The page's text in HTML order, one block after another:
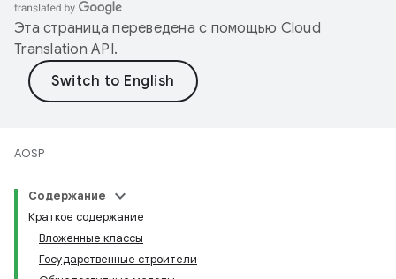
Эта страница переведена с помощью Cloud
Translation API.
AOSP
Содержание
Краткое содержание
Вложенные классы
Государственные строители